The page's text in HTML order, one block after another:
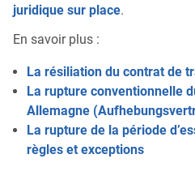
juridique sur place.
En savoir plus :
La résiliation du contrat de
La rupture conventionnelle
Allemagne
La rupture de la période
règles et exceptions